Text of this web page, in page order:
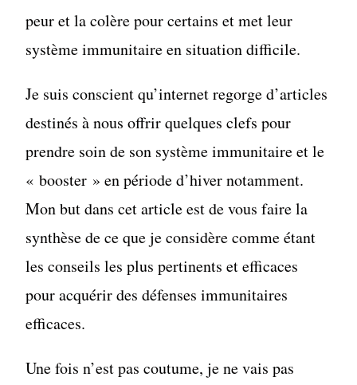
peur et la colère pour certains et met leur
système immunitaire en situation difficile.
Je suis conscient qu’internet regorge d’articles
destinés à nous offrir quelques clefs pour
prendre soin de son système immunitaire et le
« booster » en période d’hiver notamment.
Mon but dans cet article est de vous faire la
synthèse de ce que je considère comme étant
les conseils les plus pertinents et efficaces
pour acquérir des défenses immunitaires
efficaces.
Une fois n’est pas coutume, je ne vais pas